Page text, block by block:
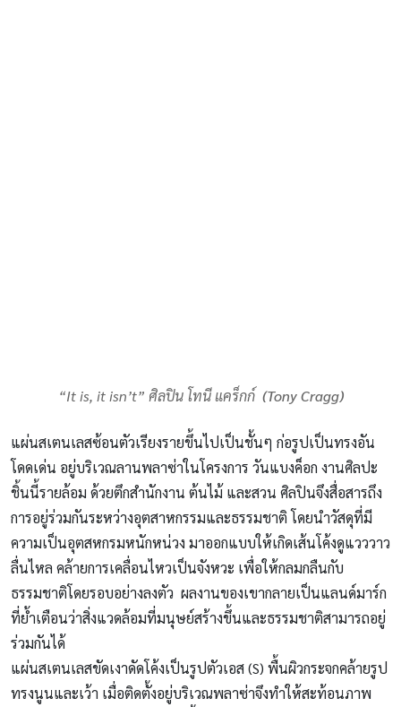
“It is, it isn’t” ศิลปิน โทนี แคร็กก์ (Tony Cragg)
แผ่นสเตนเลสซ้อนตัวเรียงรายขึ้นไปเป็นชั้นๆ ก่อรูปเป็นทรงอัน
โดดเด่น อยู่บริเวณลานพลาซ่าในโครงการ วันแบงค็อก งานศิลปะ
ชิ้นนี้รายล้อม ด้วยตึกสำนักงาน ต้นไม้ และสวน ศิลปินจึงสื่อสารถึง
การอยู่ร่วมกันระหว่างอุตสาหกรรมและธรรมชาติ โดยนำวัสดุที่มี
ความเป็นอุตสหกรมหนักหน่วง มาออกแบบให้เกิดเส้นโค้งดูแวววาว
ลื่นไหล คล้ายการเคลื่อนไหวเป็นจังหวะ เพื่อให้กลมกลืนกับ
ธรรมชาติโดยรอบอย่างลงตัว ผลงานของเขากลายเป็นแลนด์มาร์ก
ที่ย้ำเตือนว่าสิ่งแวดล้อมที่มนุษย์สร้างขึ้นและธรรมชาติสามารถอยู่
ร่วมกันได้
แผ่นสเตนเลสขัดเงาดัดโค้งเป็นรูปตัวเอส (S) พื้นผิวกระจกคล้ายรูป
ทรงนูนและเว้า เมื่อติดตั้งอยู่บริเวณพลาซ่าจึงทำให้สะท้อนภาพ